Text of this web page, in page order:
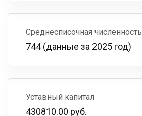
Среднесписочная численность
744 (данные за 2025 год)
Уставный капитал
430810.00 руб.